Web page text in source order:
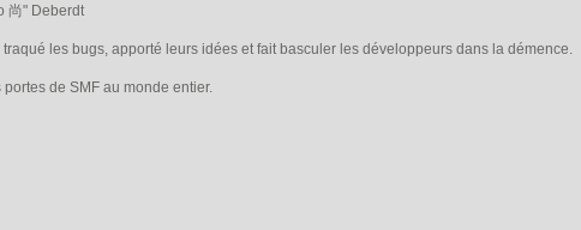
尚" Deberdt
les bugs, apporté leurs idées et fait basculer les développeurs dans la démence.
de SMF au monde entier.